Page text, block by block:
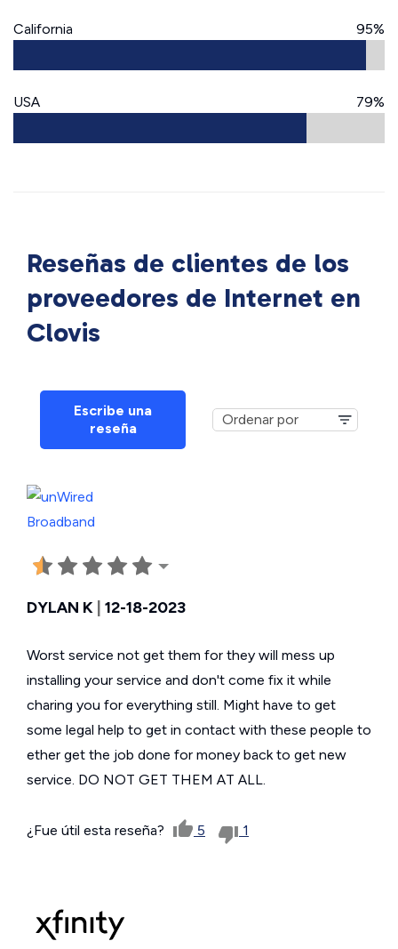
California 95%
USA 79%
Reseñas de clientes de los
proveedores de Internet en
Clovis
Escribe una
reseña
DYLAN K 12-18-2023
Worst service not get them for they will mess up
installing your service and don't come fix it while
charing you for everything still. Might have to get
some legal help to get in contact with these people to
ether get the job done for money back to get new
service. DO NOT GET THEM AT ALL.
¿Fue útil esta reseña? 5 1